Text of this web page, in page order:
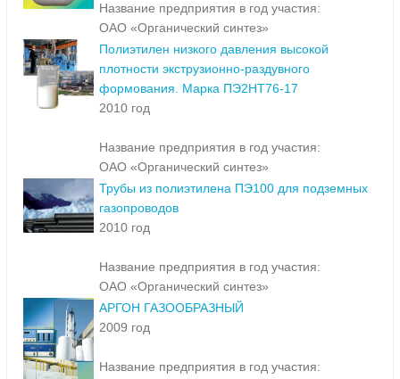
Название предприятия в год участия:
ОАО «Органический синтез»
Полиэтилен низкого давления высокой
плотности экструзионно-раздувного
формования. Марка ПЭ2НТ76-17
2010 год
Название предприятия в год участия:
ОАО «Органический синтез»
Трубы из полиэтилена ПЭ100 для подземных
газопроводов
2010 год
Название предприятия в год участия:
ОАО «Органический синтез»
АРГОН ГАЗООБРАЗНЫЙ
2009 год
Название предприятия в год участия: